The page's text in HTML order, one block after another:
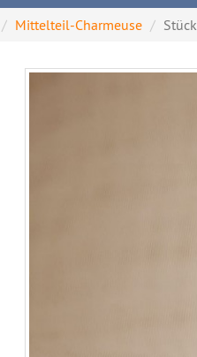
Mittelteil-Charmeuse Stück